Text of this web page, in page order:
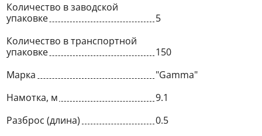
Количество в заводской
упаковке
5
Количество в транспортной
упаковке
150
Марка
"Gamma"
Намотка, м
9.1
Разброс (длина)
0.5